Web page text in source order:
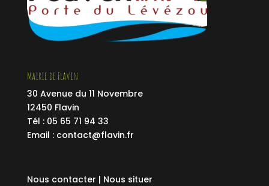
Mairie de Flavin
30 Avenue du 11 Novembre
12450 Flavin
Tél : 05 65 71 94 33
Email : contact@flavin.fr
Nous contacter | Nous situer